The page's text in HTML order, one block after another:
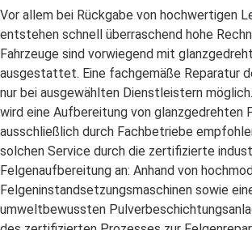
Vor allem bei Rückgabe von hochwertigen
entstehen schnell überraschend hohe
Fahrzeuge sind vorwiegend mit
ausgestattet. Eine fachgemäße Reparatur
nur bei ausgewählten Dienstleistern
wird eine Aufbereitung von glanzgedrehten
ausschließlich durch Fachbetriebe
solchen Service durch die zertifizierte
Felgenaufbereitung an: Anhand von
Felgeninstandsetzungsmaschinen sowie
umweltbewussten